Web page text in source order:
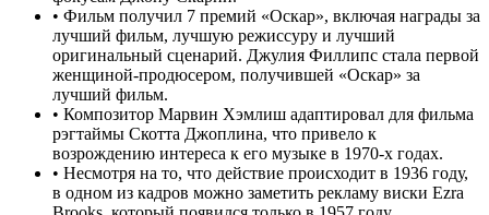
• Фильм получил 7 премий «Оскар», включая награды за
лучший фильм, лучшую режиссуру и лучший
оригинальный сценарий. Джулия Филлипс стала первой
женщиной-продюсером, получившей «Оскар» за
лучший фильм.
• Композитор Марвин Хэмлиш адаптировал для фильма
рэгтаймы Скотта Джоплина, что привело к
возрождению интереса к его музыке в 1970-х годах.
• Несмотря на то, что действие происходит в 1936 году,
в одном из кадров можно заметить рекламу виски Ezra